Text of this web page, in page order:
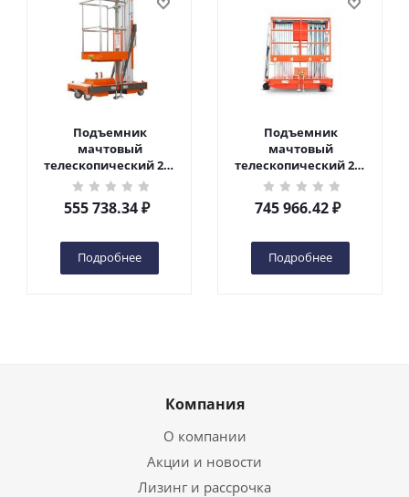
Подъемник
мачтовый
телескопический 200
кг 6 м TOR GTWY6-200S
DC 2-мачтовый
(автономный) (G) в
555 738.34₽
Подробнее
Подъемник
мачтовый
телескопический 200
кг 10 м TOR GTWY10-
200S DC 2-мачтовый
(автономный) (N) в
745 966.42₽
Подробнее
Компания
О компании
Акции и новости
Лизинг и рассрочка